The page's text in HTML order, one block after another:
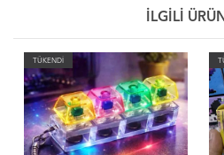
İLGİLİ
TÜKENDİ